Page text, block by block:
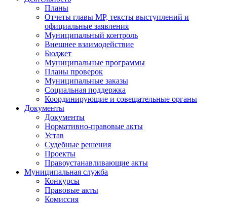
Планы
Отчеты главы МР, тексты выступлений и
официальные заявления
Муниципальный контроль
Внешнее взаимодействие
Бюджет
Муниципальные программы
Планы проверок
Муниципальные заказы
Социальная поддержка
Координирующие и совещательные органы
Документы
Документы
Нормативно-правовые акты
Устав
Судебные решения
Проекты
Правоустанавливающие акты
Муниципальная служба
Конкурсы
Правовые акты
Комиссия